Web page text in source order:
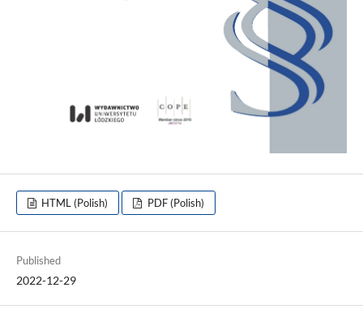
HTML (Polish) PDF (Polish)
Published
2022-12-29